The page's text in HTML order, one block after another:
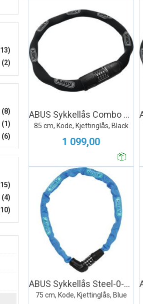
(2)
(8)
(1)
(6)
(4)
ABUS Sykkellås Combo 8808
85 cm, Kode, Kjettinglås, Black
1 099,00
ABUS Sykkellås Steel-0-Chain 5805
75 cm, Kode, Kjettinglås, Blue